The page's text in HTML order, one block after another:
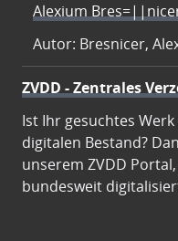
Alexium
Autor: Bresnicer,
ZVDD - Zentrales
Ist Ihr gesuchtes
digitalen Bestand?
unserem ZVDD
bundesweit